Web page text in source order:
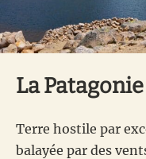
La
Terre hostile par
balayée par des